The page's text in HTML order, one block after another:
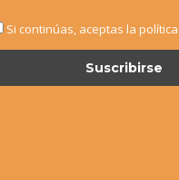
Si continúas, aceptas la